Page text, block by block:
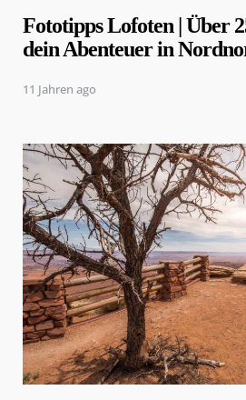
Fototipps Lofoten | Über
dein Abenteuer in
11 Jahren ago